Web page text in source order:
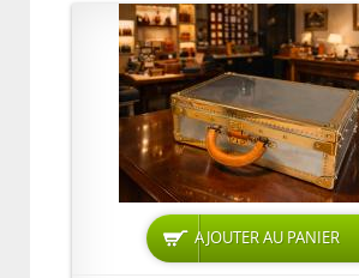
AJOUTER AU PANIER